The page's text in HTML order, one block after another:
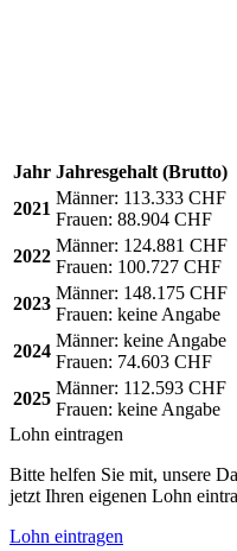
Jahr Jahresgehalt (Brutto)
2021
Männer: 113.333 CHF
Frauen: 88.904 CHF
2022
Männer: 124.881 CHF
Frauen: 100.727 CHF
2023
Männer: 148.175 CHF
Frauen: keine Angabe
2024
Männer: keine Angabe
Frauen: 74.603 CHF
2025
Männer: 112.593 CHF
Frauen: keine Angabe
Lohn eintragen
Bitte helfen Sie mit, unsere
jetzt Ihren eigenen Lohn
Lohn eintragen